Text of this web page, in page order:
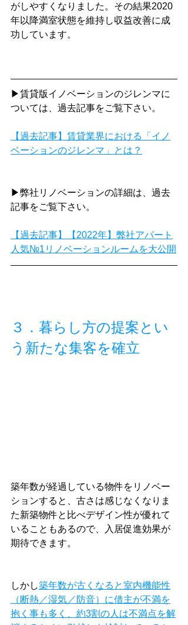
がしやすくなりました。その結果2020
年以降満室状態を維持し収益改善に成
功しています。
▶賃貸版イノベーションのジレンマに
ついては、過去記事をご覧下さい。
【過去記事】賃貸業界における「イノ
ベーションのジレンマ」とは？
▶弊社リノベーションの詳細は、過去
記事をご覧下さい。
【過去記事】【2022年】弊社アパート
人気№1リノベーションルームを大公開
３．暮らし方の提案とい
う新たな集客を確立
築年数が経過している物件をリノベー
ションすると、古さは感じなくなりま
た新築物件と比べデザイン性が優れて
いることもあるので、入居促進効果が
期待できます。
しかし築年数が古くなると室内機能性
（断熱／湿気／防音）に借主が不満を
抱く事も多く、約3割の人は不満点を解